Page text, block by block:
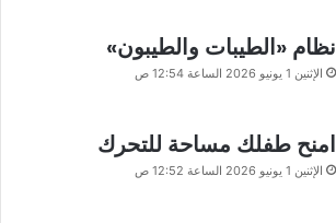
نظام «الطيبات والطيبون»
الإثنين 1 يونيو 2026 الساعة 12:54 ص
امنح طفلك مساحة للتحرك
الإثنين 1 يونيو 2026 الساعة 12:52 ص